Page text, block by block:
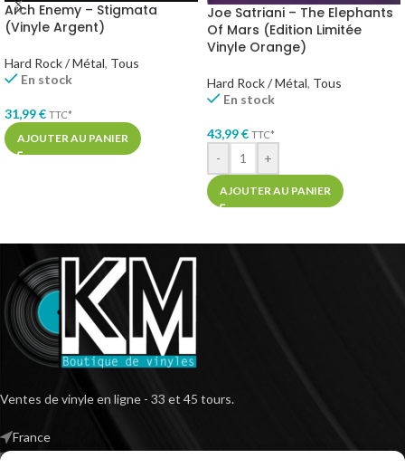
Arch Enemy – Stigmata
(Vinyle Argent)
Hard Rock / Métal, Tous
En stock
31,99€ TTC*
AJOUTER AU PANIER
Joe Satriani – The Elephants
Of Mars (Edition Limitée
Vinyle Orange)
Hard Rock / Métal, Tous
En stock
43,99€ TTC*
- +
AJOUTER AU PANIER
Ventes de vinyle en ligne - 33 et 45 tours.
France